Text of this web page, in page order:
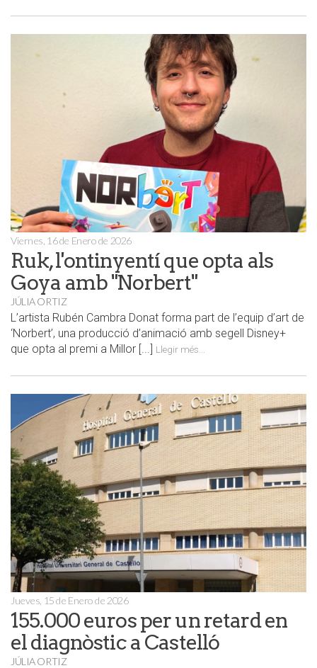
Viernes, 16 de Enero de 2026
Ruk, l'ontinyentí que opta als
Goya amb "Norbert"
JÚLIA ORTIZ
L’artista Rubén Cambra Donat forma part de l’equip d’art de
‘Norbert’, una producció d’animació amb segell Disney+
que opta al premi a Millor [...] Llegir més...
Jueves, 15 de Enero de 2026
155.000 euros per un retard en
el diagnòstic a Castelló
JÚLIA ORTIZ